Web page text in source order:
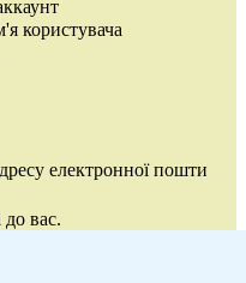
користувача
електронної пошти
вас.